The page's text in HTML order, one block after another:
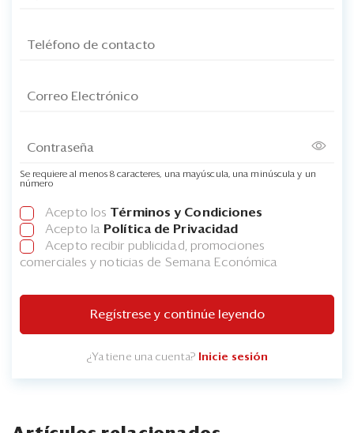
Se requiere al menos 8 caracteres, una mayúscula, una minúscula y un
número
Acepto los Términos y Condiciones
Acepto la Política de Privacidad
Acepto recibir publicidad, promociones
comerciales y noticias de Semana Económica
Regístrese y continúe leyendo
¿Ya tiene una cuenta? Inicie sesión